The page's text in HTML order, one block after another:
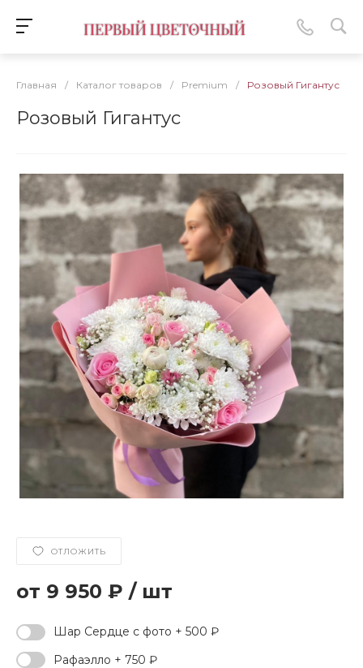
Главная / Каталог товаров / Premium / Розовый Гигантус
Розовый Гигантус
ОТЛОЖИТЬ
9 950 ₽ / шт
Шар Сердце с фото + 500 ₽
Рафаэлло + 750 ₽